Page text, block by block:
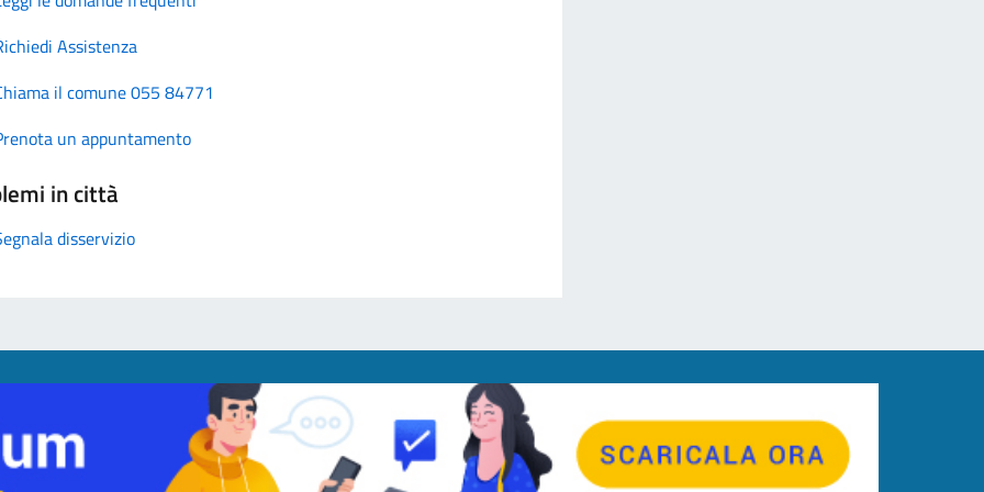
Assistenza
il comune 055 84771
un appuntamento
in città
disservizio